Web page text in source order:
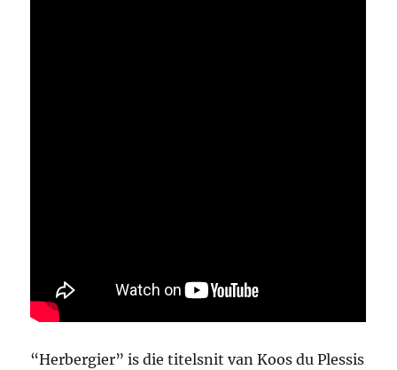
“Herbergier” is die titelsnit van Koos du Plessis